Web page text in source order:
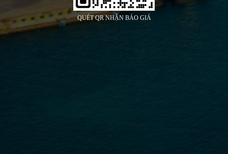
QUÉT QR NHẬN BÁO GIÁ